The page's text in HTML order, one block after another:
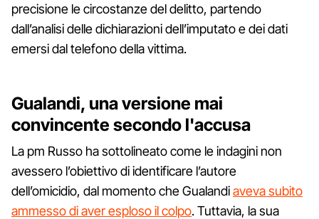
precisione le circostanze del delitto, partendo
dall’analisi delle dichiarazioni dell’imputato e dei dati
emersi dal telefono della vittima.
Gualandi, una versione mai
convincente secondo l'accusa
La pm Russo ha sottolineato come le indagini non
avessero l’obiettivo di identificare l’autore
dell’omicidio, dal momento che Gualandiaveva subito
ammesso di aver esploso il colpo. Tuttavia, la sua